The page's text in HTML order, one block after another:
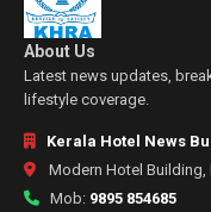
About Us
Latest news updates,
lifestyle coverage.
Kerala Hotel News
Modern Hotel Building,
Mob: 9895 854685